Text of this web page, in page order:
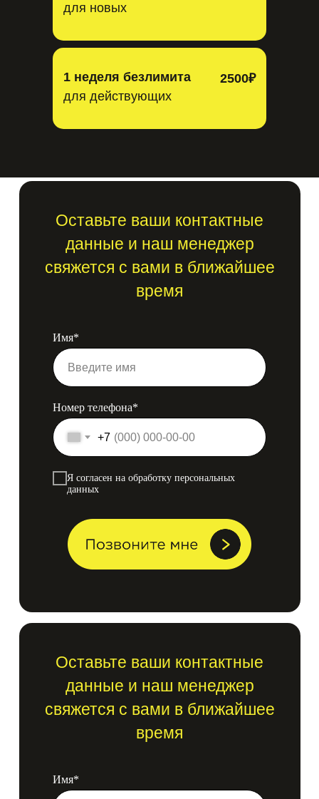
2500₽
для новых
1 неделя безлимита
для действующих
Оставьте ваши контактные
данные и наш менеджер
свяжется с вами в ближайшее
время
Имя*
Номер телефона*
+7
Я согласен на обработку персональных
данных
Оставьте ваши контактные
данные и наш менеджер
свяжется с вами в ближайшее
время
Имя*